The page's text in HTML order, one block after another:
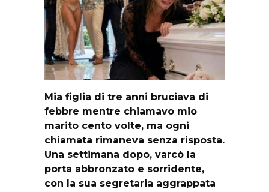
Mia figlia di tre anni bruciava di
febbre mentre chiamavo mio
marito cento volte, ma ogni
chiamata rimaneva senza risposta.
Una settimana dopo, varcò la
porta abbronzato e sorridente,
con la sua segretaria aggrappata